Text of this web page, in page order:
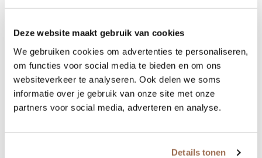
Deze website maakt gebruik van cookies
We gebruiken cookies om advertenties te personaliseren,
om functies voor social media te bieden en om ons
websiteverkeer te analyseren. Ook delen we soms
informatie over je gebruik van onze site met onze
partners voor social media, adverteren en analyse.
Details tonen